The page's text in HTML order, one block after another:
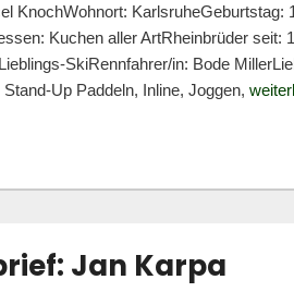
KnochWohnort: KarlsruheGeburtstag:
Kuchen aller ArtRheinbrüder seit:
SkiRennfahrer/in: Bode
Up Paddeln, Inline, Joggen,
Jan Karpa